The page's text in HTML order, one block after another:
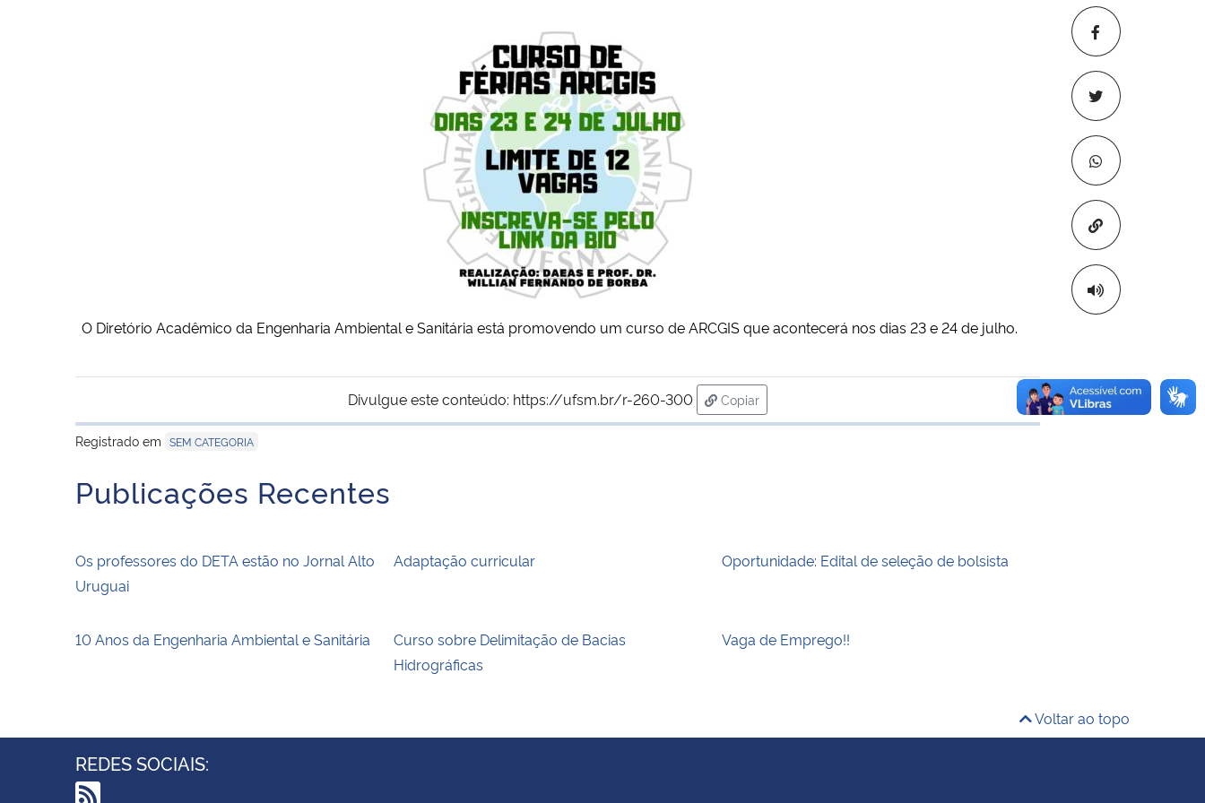
Copiar para
O Diretório Acadêmico da Engenharia Ambiental e Sanitária está promovendo um curso de ARCGIS que acontecerá nos dias 23 e 24 de julho.
Divulgue este conteúdo: https://ufsm.br/r-260-300
Copiar
para área de transferência
Registrado em SEM CATEGORIA
Publicações Recentes
Os professores do DETA estão no Jornal Alto
Uruguai
Adaptação curricular Oportunidade: Edital de seleção de bolsista
10 Anos da Engenharia Ambiental e Sanitária
Curso sobre Delimitação de Bacias
Hidrográficas
Vaga de Emprego!!
Voltar ao topo
REDES SOCIAIS: